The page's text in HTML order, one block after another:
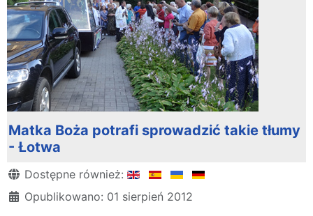
Matka Boża potrafi sprowadzić takie tłumy
- Łotwa
Szczegóły
Dostępne również:
Opublikowano: 01 sierpień 2012